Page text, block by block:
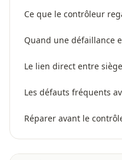
Ce que le contrôleur
Quand une défaillance
Le lien direct entre
Les défauts fréquents
Réparer avant le